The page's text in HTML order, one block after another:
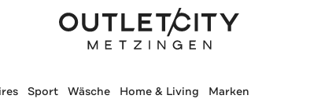
Sport Wäsche Home & Living Marken